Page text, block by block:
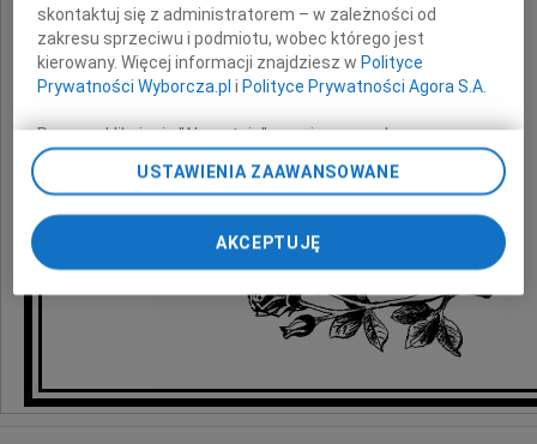
Taty
składają
Zarząd i Pracownicy
Polmass S.A. w Bydgoszczy
skontaktuj się z administratorem – w zależności od
zakresu sprzeciwu i podmiotu, wobec którego jest
kierowany. Więcej informacji znajdziesz wPolityce
Prywatności Wyborcza.pl iPolityce Prywatności Agora S.A.
Poprzez kliknięcie "Akceptuję" wyrażasz zgodę na
zainstalowanie i przechowywanie plików typu cookie
Wyborczej sp. z o. o. jej Zaufanych Partnerów i Agora S.A.
chwili zmienić swoje preferencje dot. plików cookie,
ponownie wywołując narzędzie do zarządzania Twoimi
preferencjami dot. przetwarzania danych poprzez
odnośnik „Ustawienia prywatności” w stopce serwisu i
przechodząc do sekcji „Ustawienia zaawansowane”.
Zmiana ustawień plików cookie możliwa jest także za
USTAWIENIA ZAAWANSOWANE
AKCEPTUJĘ